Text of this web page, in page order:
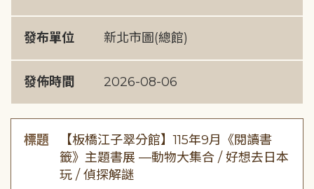
發布單位 新北市圖(總館)
發佈時間 2026-08-06
標題
【板橋江子翠分館】115年9月《閱讀書
籤》主題書展 —動物大集合 / 好想去日本
玩 / 偵探解謎